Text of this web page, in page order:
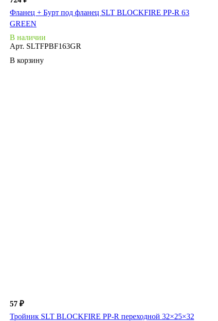
Фланец + Бурт под фланец SLT BLOCKFIRE PP-R 63
GREEN
В наличии
Арт. SLTFPBF163GR
В корзину
57 ₽
Тройник SLT BLOCKFIRE PP-R переходной 32×25×32